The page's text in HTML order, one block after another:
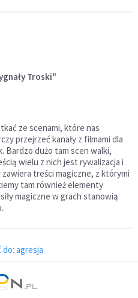
Troski"
ze scenami, które nas
przejrzeć kanały z filmami dla
Bardzo dużo tam scen walki,
wielu z nich jest rywalizacja i
treści magiczne, z którymi
tam również elementy
magiczne w grach stanowią
do: agresja